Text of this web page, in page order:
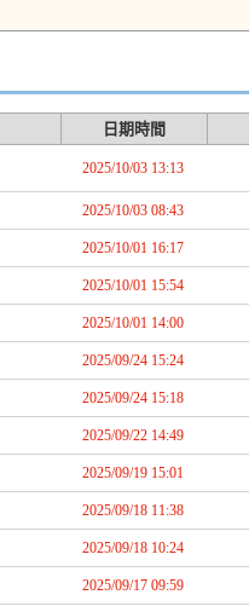
日期時間
2025/10/03 13:13
2025/10/03 08:43
2025/10/01 16:17
2025/10/01 15:54
2025/10/01 14:00
2025/09/24 15:24
2025/09/24 15:18
2025/09/22 14:49
2025/09/19 15:01
2025/09/18 11:38
2025/09/18 10:24
2025/09/17 09:59